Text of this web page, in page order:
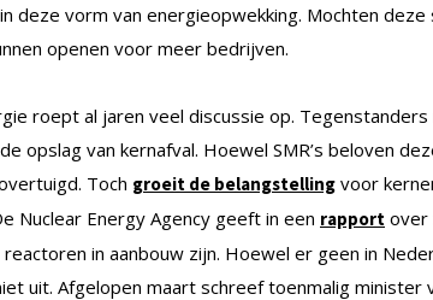
deze vorm van energieopwekking. Mochten deze
openen voor meer bedrijven.
roept al jaren veel discussie op.
opslag van kernafval. Hoewel SMR’s beloven
Toch groeit de belangstelling voor
Nuclear Energy Agency geeft in een rapport over
in aanbouw zijn. Hoewel er geen in
uit. Afgelopen maart schreef toenmalig minister